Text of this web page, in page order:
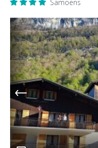
Samoëns